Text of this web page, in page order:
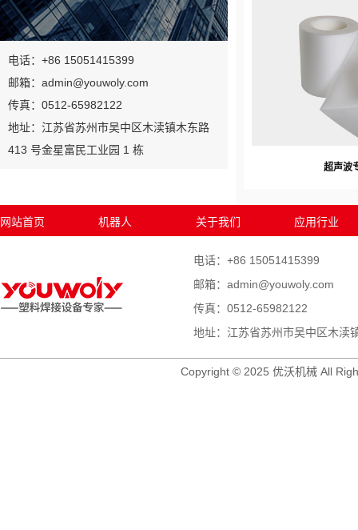
电话：+86 15051415399
邮箱：admin@youwoly.com
传真：0512-65982122
地址：江苏省苏州市吴中区木渎镇木东路
413 号金星富民工业园 1 栋
超声波
网站首页 机器人 关于我们 应用行业
电话：+86 15051415399
邮箱：admin@youwoly.com
传真：0512-65982122
地址：江苏省苏州市吴中区木渎
Copyright © 2025 优沃机械 All